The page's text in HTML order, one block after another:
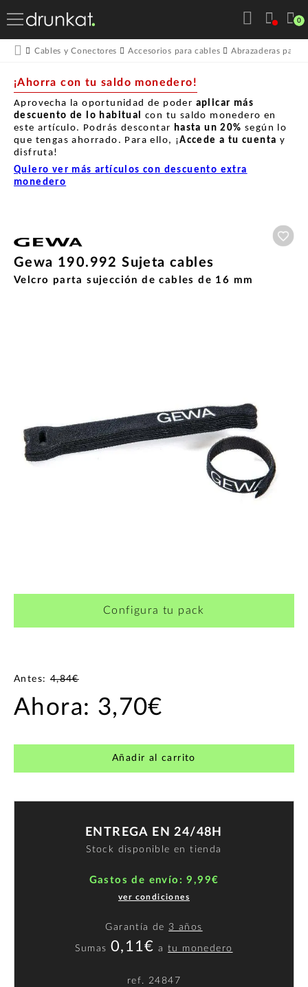
0
Cables y Conectores Accesorios para cables Abrazaderas para
¡Ahorra con tu saldo monedero!
Aprovecha la oportunidad de poder aplicar más
descuento de lo habitual con tu saldo monedero en
este artículo. Podrás descontar hasta un 20% según lo
que tengas ahorrado. Para ello, ¡Accede a tu cuenta y
disfruta!
Quiero ver más artículos con descuento extra
monedero
Gewa 190.992 Sujeta cables
Velcro parta sujección de cables de 16 mm
Configura tu pack
Antes:4,84€
Ahora: 3,70€
Añadir al carrito
ENTREGA EN 24/48H
Stock disponible en tienda
Gastos de envío: 9,99€
ver condiciones
Garantía de 3 años
Sumas 0,11€ atu monedero
ref. 24847